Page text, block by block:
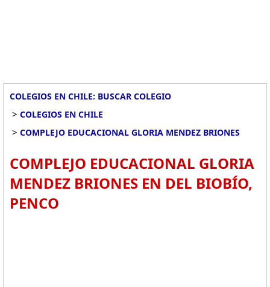
COLEGIOS EN CHILE: BUSCAR COLEGIO
> COLEGIOS EN CHILE
> COMPLEJO EDUCACIONAL GLORIA MENDEZ BRIONES
COMPLEJO EDUCACIONAL GLORIA
MENDEZ BRIONES EN DEL BIOBÍO,
PENCO